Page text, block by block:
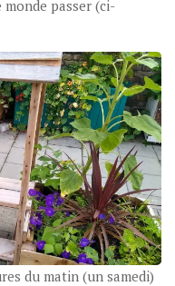
passer (ci-
du matin (un samedi)